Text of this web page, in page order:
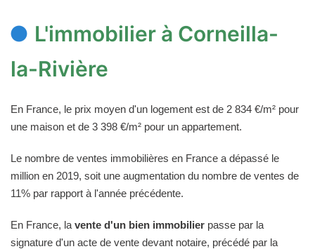
L'immobilier à Corneilla-
la-Rivière
En France, le prix moyen d'un logement est de 2 834 €/m² pour
une maison et de 3 398 €/m² pour un appartement.
Le nombre de ventes immobilières en France a dépassé le
million en 2019, soit une augmentation du nombre de ventes de
11% par rapport à l'année précédente.
En France, la vente d'un bien immobilier passe par la
signature d'un acte de vente devant notaire, précédé par la